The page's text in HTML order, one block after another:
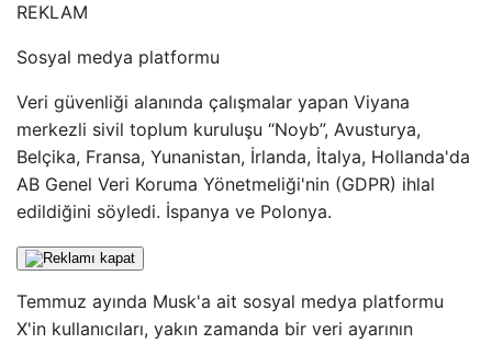
REKLAM
Sosyal medya platformu
Veri güvenliği alanında çalışmalar yapan Viyana
merkezli sivil toplum kuruluşu “Noyb”, Avusturya,
Belçika, Fransa, Yunanistan, İrlanda, İtalya, Hollanda'da
AB Genel Veri Koruma Yönetmeliği'nin (GDPR) ihlal
edildiğini söyledi. İspanya ve Polonya.
Temmuz ayında Musk'a ait sosyal medya platformu
X'in kullanıcıları, yakın zamanda bir veri ayarının